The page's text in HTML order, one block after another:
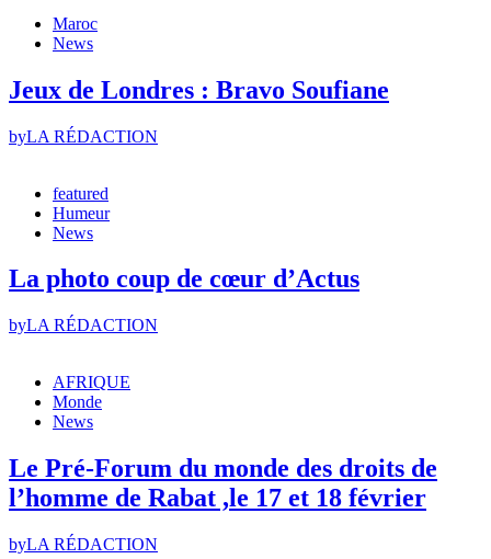
Maroc
News
Jeux de Londres : Bravo Soufiane
byLA RÉDACTION
featured
Humeur
News
La photo coup de cœur d’Actus
byLA RÉDACTION
AFRIQUE
Monde
News
Le Pré-Forum du monde des droits de
l’homme de Rabat ,le 17 et 18 février
byLA RÉDACTION